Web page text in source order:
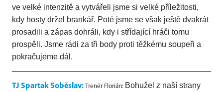
ve velké intenzitě a vytvářeli jsme si velké příležitosti,
kdy hosty držel brankář. Poté jsme se však ještě dvakrát
prosadili a zápas dohráli, kdy i střídající hráči tomu
prospěli. Jsme rádi za tři body proti těžkému soupeři a
pokračujeme dál.
TJ Spartak Soběslav: Trenér Florián: Bohužel z naší strany